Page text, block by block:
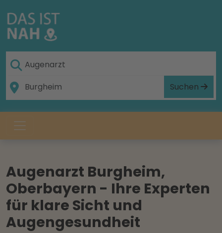
Suchen
Augenarzt Burgheim,
Oberbayern - Ihre Experten
für klare Sicht und
Augengesundheit